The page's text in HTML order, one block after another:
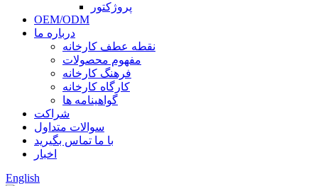
پروژکتور
OEM/ODM
درباره ما
نقطه عطف کارخانه
مفهوم محصولات
فرهنگ کارخانه
کارگاه کارخانه
گواهینامه ها
شراکت
سوالات متداول
با ما تماس بگیرید
اخبار
English